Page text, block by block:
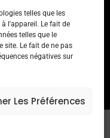
telles que les
l'appareil. Le fait de
telles que le
site. Le fait de ne pas
négatives sur
Les Préférences